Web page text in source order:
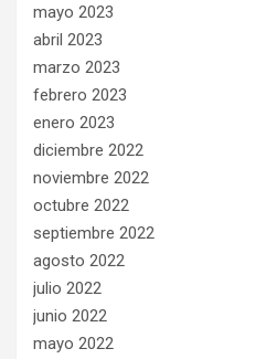
mayo 2023
abril 2023
marzo 2023
febrero 2023
enero 2023
diciembre 2022
noviembre 2022
octubre 2022
septiembre 2022
agosto 2022
julio 2022
junio 2022
mayo 2022